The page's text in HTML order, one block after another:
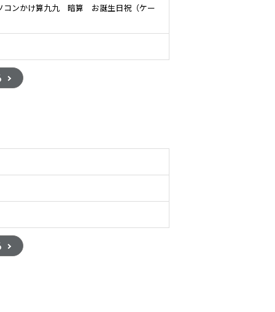
ンかけ算九九 暗算 お誕生日祝（ケー